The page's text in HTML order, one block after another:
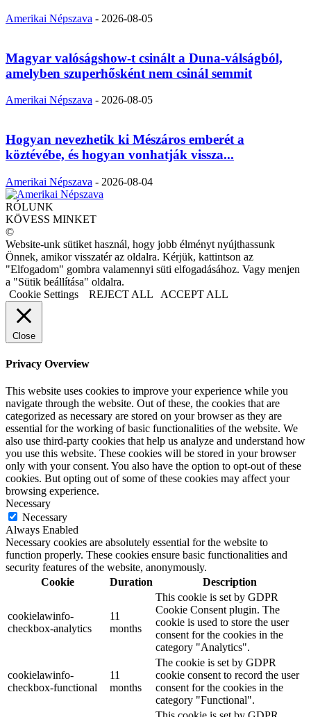
Amerikai Népszava - 2026-08-05
Magyar valóságshow-t csinált a Duna-válságból,
amelyben szuperhősként nem csinál semmit
Amerikai Népszava - 2026-08-05
Hogyan nevezhetik ki Mészáros emberét a
köztévébe, és hogyan vonhatják vissza...
Amerikai Népszava - 2026-08-04
RÓLUNK
KÖVESS MINKET
©
Website-unk sütiket használ, hogy jobb élményt nyújthassunk
Önnek, amikor visszatér az oldalra. Kérjük, kattintson az
"Elfogadom" gombra valamennyi süti elfogadásához. Vagy menjen
a "Sütik beállítása" oldalra.
Cookie Settings
REJECT ALL ACCEPT ALL
Close
Privacy Overview
This website uses cookies to improve your experience while you
navigate through the website. Out of these, the cookies that are
categorized as necessary are stored on your browser as they are
essential for the working of basic functionalities of the website. We
also use third-party cookies that help us analyze and understand how
you use this website. These cookies will be stored in your browser
only with your consent. You also have the option to opt-out of these
cookies. But opting out of some of these cookies may affect your
browsing experience.
Necessary
Necessary
Always Enabled
Necessary cookies are absolutely essential for the website to
function properly. These cookies ensure basic functionalities and
security features of the website, anonymously.
Cookie
Duration Description
cookielawinfo-
checkbox-analytics
11
months
This cookie is set by GDPR
Cookie Consent plugin. The
cookie is used to store the user
consent for the cookies in the
category "Analytics".
cookielawinfo-
checkbox-functional
11
months
The cookie is set by GDPR
cookie consent to record the user
consent for the cookies in the
category "Functional".